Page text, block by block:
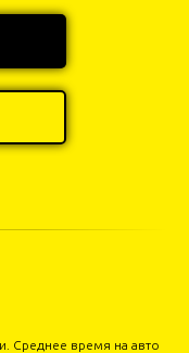
Среднее время на авто